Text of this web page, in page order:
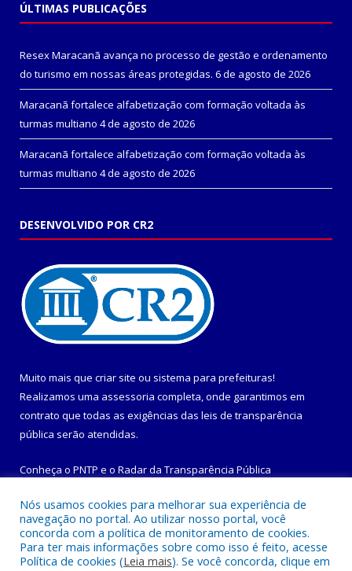
ÚLTIMAS PUBLICAÇÕES
Resex Maracanã avança no processo de gestão e ordenamento
do turismo em nossas áreas protegidas. 6 de agosto de 2026
Maracanã fortalece alfabetização com formação voltada às
turmas multiano 4 de agosto de 2026
Maracanã fortalece alfabetização com formação voltada às
turmas multiano 4 de agosto de 2026
DESENVOLVIDO POR CR2
Muito mais que criar site ou sistema para prefeituras!
Realizamos uma assessoria completa, onde garantimos em
contrato que todas as exigências das leis de transparência
pública serão atendidas.
Conheça o PNTP e o Radar da Transparência Pública
Todos os direitos reservados a Prefeitura Municipal de
Maracanã.
Nós usamos cookies para melhorar sua experiência de
navegação no portal. Ao utilizar nosso portal, você
concorda com a política de monitoramento de cookies.
Para ter mais informações sobre como isso é feito, acesse
Política de cookies (Leia mais). Se você concorda, clique em